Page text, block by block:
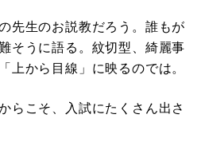
先生のお説教だろう。誰もが
そうに語る。紋切型、綺麗事
上から目線」に映るのでは。
らこそ、入試にたくさん出さ